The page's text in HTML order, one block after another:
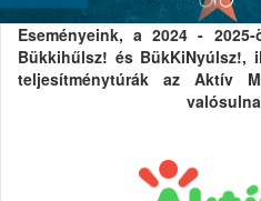
Eseményeink, a 2024 -
Bükkihűlsz! és BükKiNyúlsz!,
teljesítménytúrák az Aktív